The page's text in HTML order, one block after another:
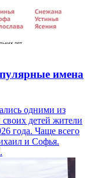
имена
одними из
детей жители
года. Чаще всего
и Софья.